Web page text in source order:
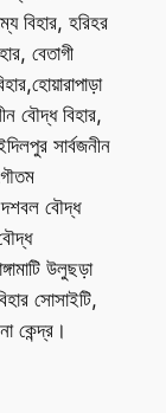
বিহার, হরিহর
বেতাগী
বৌদ্ধ বিহার,
সার্বজনীন
দশবল বৌদ্ধ
উলুছড়া
সোসাইটি,
কেন্দ্র।